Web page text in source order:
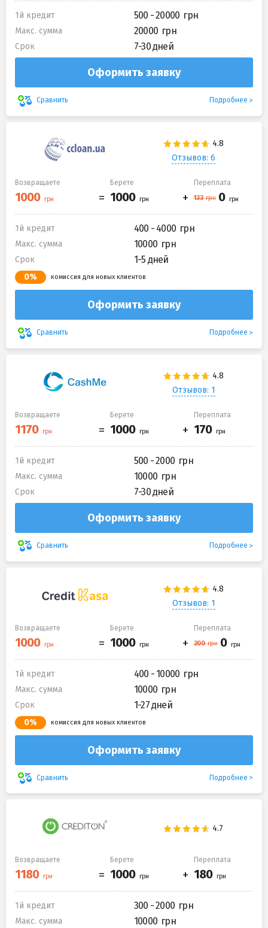
1й кредит 500 - 20000
Макс. сумма 20000
Срок 7-30 дней
Оформить заявку
Сравнить Подробнее
Отзывов: 6
Возвращаете Берете Переплата
1й кредит 400 - 4000
Макс. сумма 10000
Срок 1-5 дней
0% комиссия для новых клиентов
Оформить заявку
Сравнить Подробнее
Отзывов: 1
Возвращаете Берете Переплата
1й кредит 500 - 2000
Макс. сумма 10000
Срок 7-30 дней
Оформить заявку
Сравнить Подробнее
Отзывов: 1
Возвращаете Берете Переплата
1й кредит 400 - 10000
Макс. сумма 10000
Срок 1-27 дней
0% комиссия для новых клиентов
Оформить заявку
Сравнить Подробнее
Возвращаете Берете Переплата
1й кредит 300 - 2000
Макс. сумма 10000